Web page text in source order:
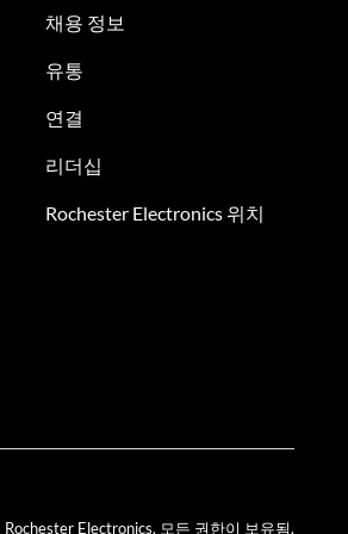
채용 정보
유통
연결
리더십
Rochester Electronics 위치
Electronics. 모든 권한이 보유됨.